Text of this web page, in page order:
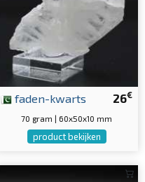
26€
faden-kwarts
70 gram | 60x50x10 mm
product bekijken